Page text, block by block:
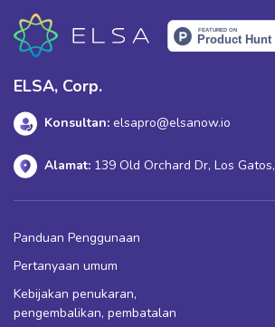
ELSA, Corp.
Konsultan: elsapro@elsanow.io
Alamat: 139 Old Orchard Dr, Los
Panduan Penggunaan
Pertanyaan umum
Kebijakan penukaran,
pengembalikan, pembatalan